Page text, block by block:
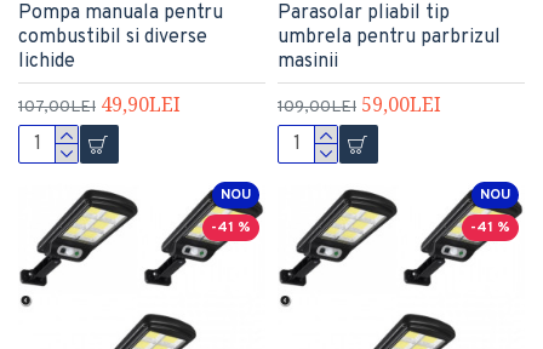
Pompa manuala pentru
combustibil si diverse
lichide
107,00LEI 49,90LEI
Parasolar pliabil tip
umbrela pentru parbrizul
masinii
109,00LEI 59,00LEI
NOU
-41 %
NOU
-41 %